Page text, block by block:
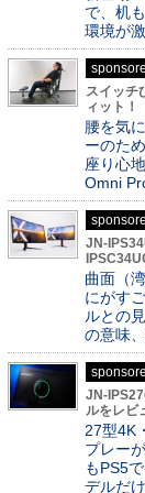
で、机
環境が
スイッチ
ィット！
腰を気
ーのた
座り心
Omni
JN-
曲面（
にがす
ルとの
の意味
JN-
ルをレビ
27型4K
プレー
もPS5
デルだ